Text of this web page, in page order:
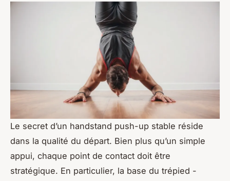
Le secret d’un handstand push-up stable réside
dans la qualité du départ. Bien plus qu’un simple
appui, chaque point de contact doit être
stratégique. En particulier, la base du trépied -